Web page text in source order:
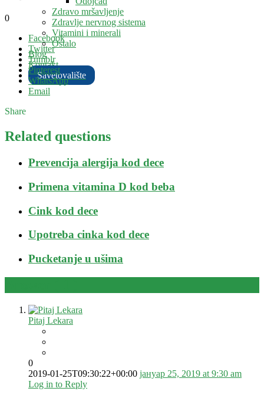
Zdravo mršavljenje
Zdravlje nervnog sistema
Vitamini i minerali
Ostalo
Blog
Kontakt
Savetovalište
0
Facebook
Twitter
Tumblr
Pinterest
WhatsApp
Email
Share
Related questions
Prevencija alergija kod dece
Primena vitamina D kod beba
Cink kod dece
Upotreba cinka kod dece
Pucketanje u ušima
Pitaj Lekara
0
2019-01-25T09:30:22+00:00 јануар 25, 2019 at 9:30 am
Log in to Reply